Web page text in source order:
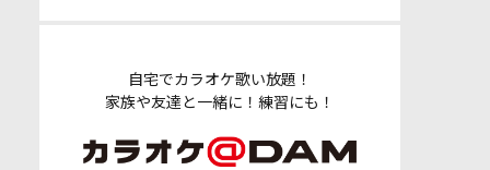
自宅でカラオケ歌い放題！
家族や友達と一緒に！練習にも！